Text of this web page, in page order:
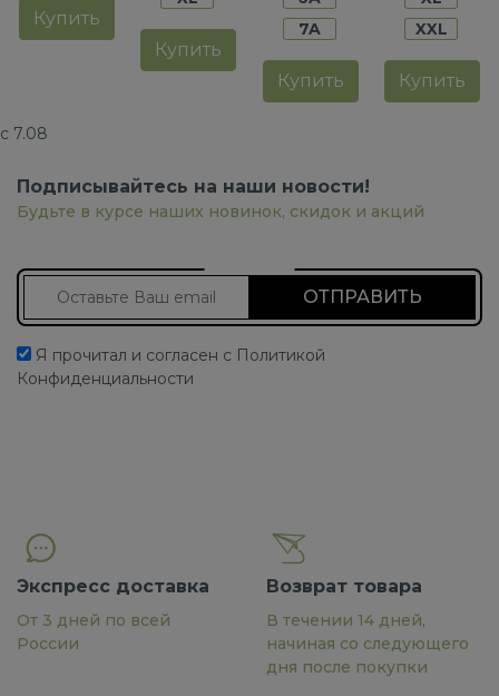
Купить
Купить
7A
Купить
XXL
Купить
с 7.08
Подписывайтесь на наши новости!
Будьте в курсе наших новинок, скидок и акций
Я прочитал и согласен с Политикой
Конфиденциальности
Экспресс доставка
От 3 дней по всей
России
Возврат товара
В течении 14 дней,
начиная со следующего
дня после покупки